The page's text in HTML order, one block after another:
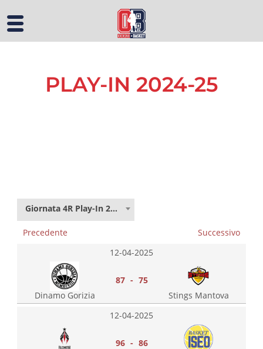
PLAY-IN 2024-25
Giornata 4R Play-In 24-25
Precedente
Successivo
12-04-2025
Dinamo Gorizia
87 - 75
Stings Mantova
12-04-2025
96 - 86